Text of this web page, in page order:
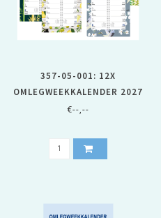
357-05-001: 12X
OMLEGWEEKKALENDER 2027
OP DESSIN SCHILD
€--,--